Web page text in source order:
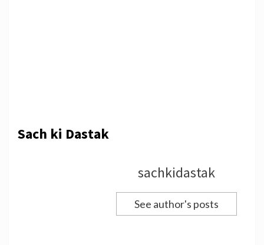
Sach ki Dastak
sachkidastak
See author's posts